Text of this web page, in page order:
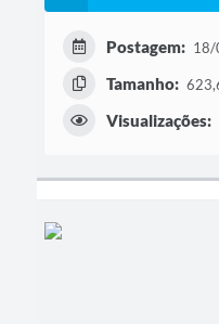
Postagem: 18/
Tamanho:
Visualizações: